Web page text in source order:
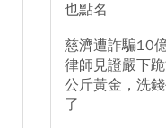
也點名
慈濟遭詐騙10
律師見證嚴下
公斤黃金，洗
了